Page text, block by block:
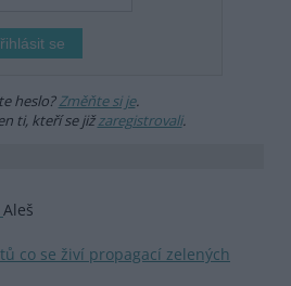
heslo?Změňte si je.
ti, kteří se jižzaregistrovali.
Aleš
co se živí propagací zelených